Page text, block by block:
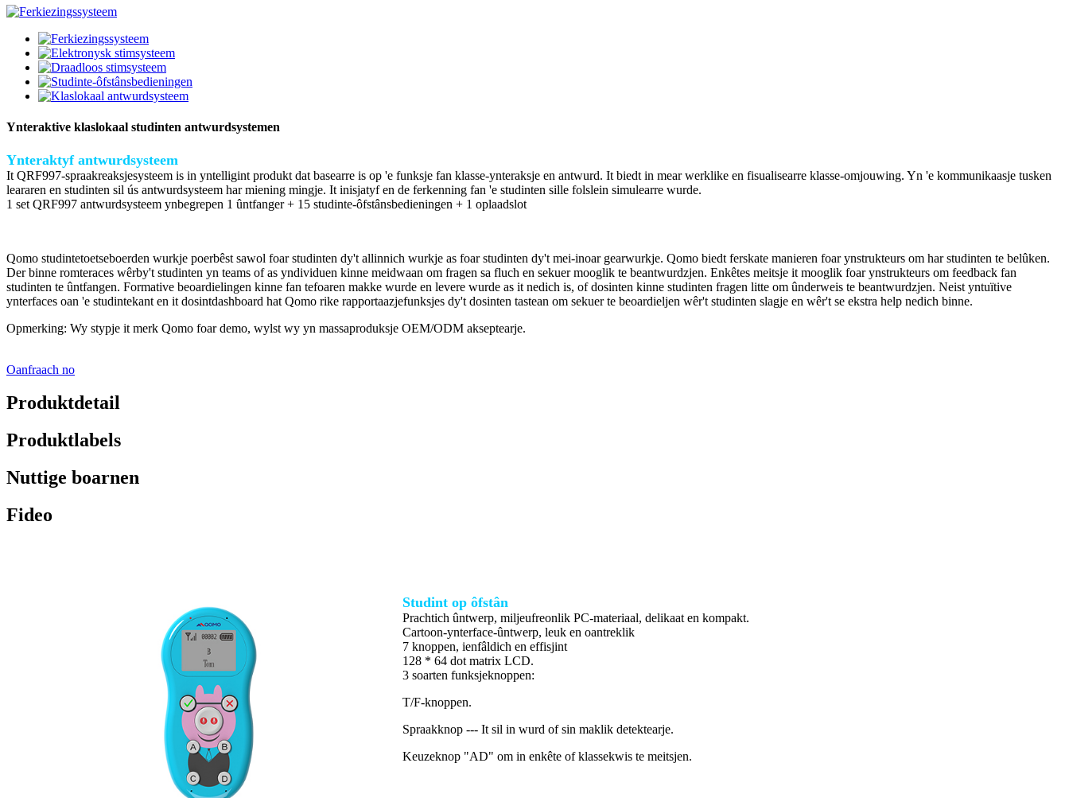
Ynteraktive klaslokaal studinten antwurdsystemen
Ynteraktyf antwurdsysteem
It QRF997-spraakreaksjesysteem is in yntelligint produkt dat basearre is op 'e funksje fan klasse-ynteraksje en antwurd. It biedt in mear werklike en fisualisearre klasse-omjouwing. Yn 'e kommunikaasje tusken
leararen en studinten sil ús antwurdsysteem har miening mingje. It inisjatyf en de ferkenning fan 'e studinten sille folslein simulearre wurde.
1 set QRF997 antwurdsysteem ynbegrepen 1 ûntfanger + 15 studinte-ôfstânsbedieningen + 1 oplaadslot
Qomo studintetoetseboerden wurkje poerbêst sawol foar studinten dy't allinnich wurkje as foar studinten dy't mei-inoar gearwurkje. Qomo biedt ferskate manieren foar ynstrukteurs om har studinten te belûken.
Der binne romteraces wêrby't studinten yn teams of as yndividuen kinne meidwaan om fragen sa fluch en sekuer mooglik te beantwurdzjen. Enkêtes meitsje it mooglik foar ynstrukteurs om feedback fan
studinten te ûntfangen. Formative beoardielingen kinne fan tefoaren makke wurde en levere wurde as it nedich is, of dosinten kinne studinten fragen litte om ûnderweis te beantwurdzjen. Neist yntuïtive
ynterfaces oan 'e studintekant en it dosintdashboard hat Qomo rike rapportaazjefunksjes dy't dosinten tastean om sekuer te beoardieljen wêr't studinten slagje en wêr't se ekstra help nedich binne.
Opmerking: Wy stypje it merk Qomo foar demo, wylst wy yn massaproduksje OEM/ODM akseptearje.
Oanfraach no
Produktdetail
Produktlabels
Nuttige boarnen
Fideo
Studint op ôfstân
Prachtich ûntwerp, miljeufreonlik PC-materiaal, delikaat en kompakt.
Cartoon-ynterface-ûntwerp, leuk en oantreklik
7 knoppen, ienfâldich en effisjint
128 * 64 dot matrix LCD.
3 soarten funksjeknoppen:
T/F-knoppen.
Spraakknop --- It sil in wurd of sin maklik detektearje.
Keuzeknop "AD" om in enkête of klassekwis te meitsjen.